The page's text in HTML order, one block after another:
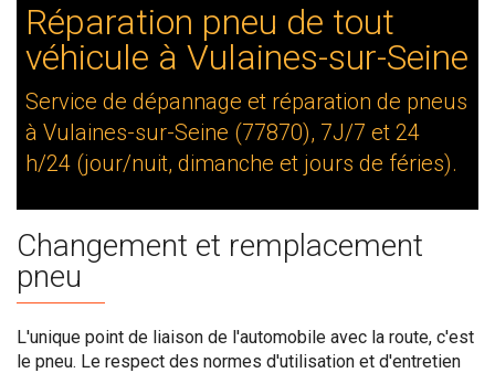
Réparation pneu de tout
véhicule à Vulaines-sur-Seine
Service de dépannage et réparation de pneus
à Vulaines-sur-Seine (77870), 7J/7 et 24
h/24 (jour/nuit, dimanche et jours de féries).
Changement et remplacement
pneu
L'unique point de liaison de l'automobile avec la route, c'est
le pneu. Le respect des normes d'utilisation et d'entretien